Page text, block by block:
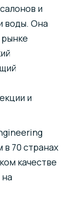
и
воды. Она
и
70 странах
качестве
на